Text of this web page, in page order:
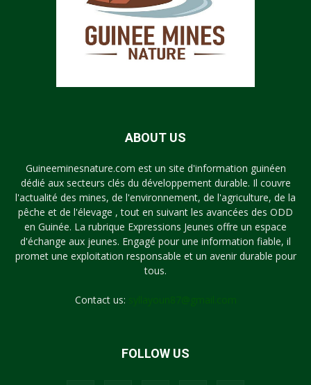
ABOUT US
Guineeminesnature.com est un site d'information guinéen
dédié aux secteurs clés du développement durable. Il couvre
l'actualité des mines, de l'environnement, de l'agriculture, de la
pêche et de l'élevage , tout en suivant les avancées des ODD
en Guinée. La rubrique Expressions Jeunes offre un espace
d'échange aux jeunes. Engagé pour une information fiable, il
promet une exploitation responsable et un avenir durable pour
tous.
Contact us:
FOLLOW US